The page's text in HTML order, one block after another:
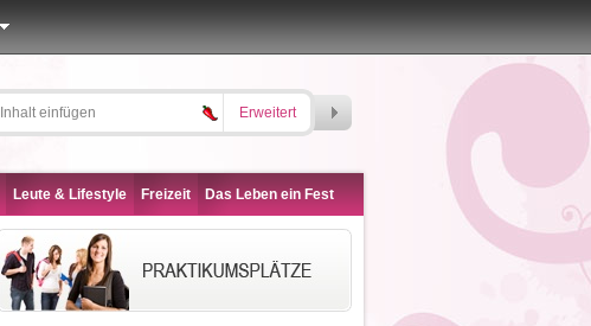
Erweitert
Leute & Lifestyle Freizeit Das Leben ein Fest